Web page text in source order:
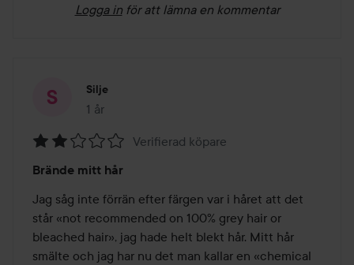
Logga in för att lämna en kommentar
Silje
1 år
Inlägget skapades 1 år
2
av
5
Verifierad köpare
Brände mitt hår
Jag såg inte förrän efter färgen var i håret att det
står «not recommended on 100% grey hair or
bleached hair», jag hade helt blekt hår. Mitt hår
smälte och jag har nu det man kallar en «chemical